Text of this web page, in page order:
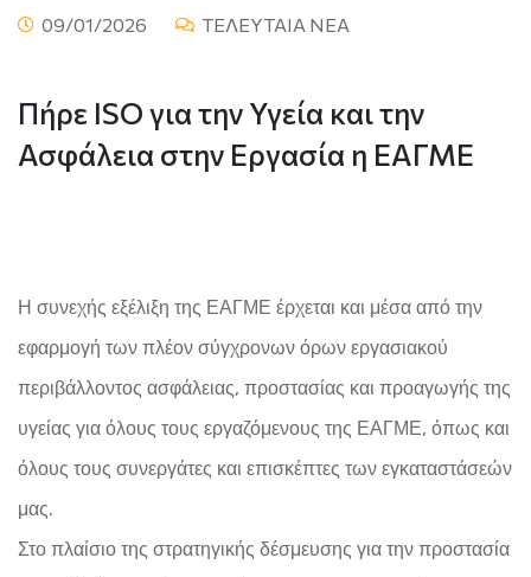
09/01/2026 ΤΕΛΕΥΤΑΙΑ ΝΕΑ
Πήρε ISO για την Υγεία και την
Ασφάλεια στην Εργασία η ΕΑΓΜΕ
Η συνεχής εξέλιξη της ΕΑΓΜΕ έρχεται και μέσα από την
εφαρμογή των πλέον σύγχρονων όρων εργασιακού
περιβάλλοντος ασφάλειας, προστασίας και προαγωγής της
υγείας για όλους τους εργαζόμενους της ΕΑΓΜΕ, όπως και
όλους τους συνεργάτες και επισκέπτες των εγκαταστάσεών
μας.
Στο πλαίσιο της στρατηγικής δέσμευσης για την προστασία